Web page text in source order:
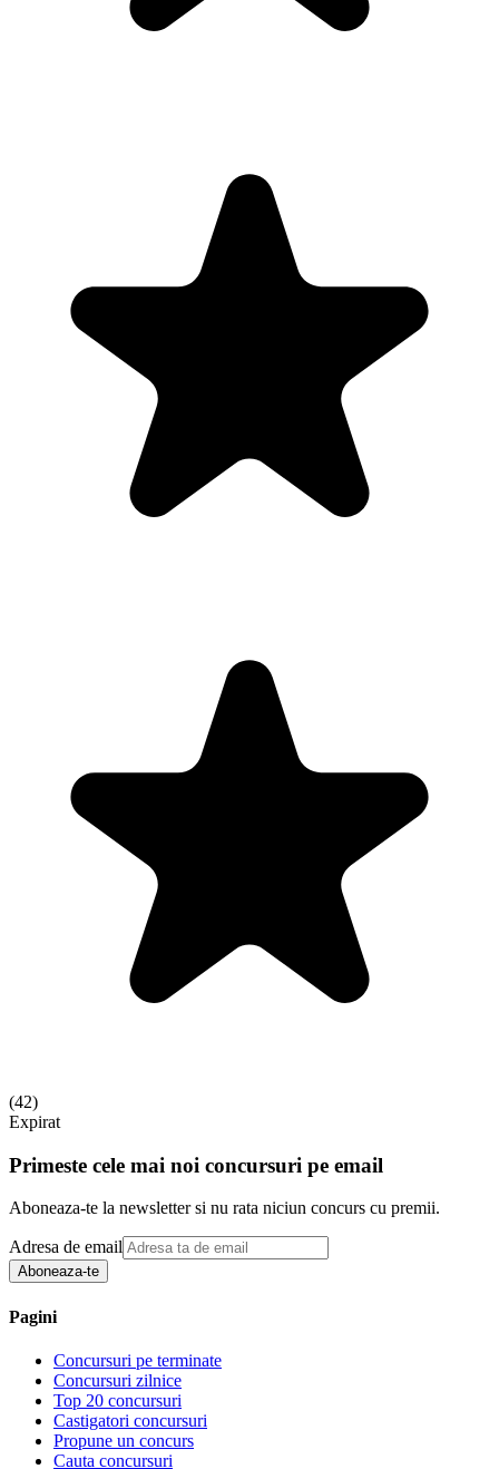
(42)
Expirat
Primeste cele mai noi concursuri pe email
Aboneaza-te la newsletter si nu rata niciun concurs cu premii.
Adresa de email
Aboneaza-te
Pagini
Concursuri pe terminate
Concursuri zilnice
Top 20 concursuri
Castigatori concursuri
Propune un concurs
Cauta concursuri